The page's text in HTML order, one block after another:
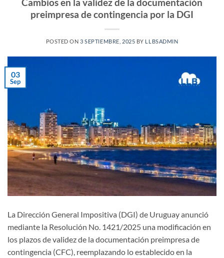
Cambios en la validez de la documentación
preimpresa de contingencia por la DGI
POSTED ON3 SEPTIEMBRE, 2025 BY LLBSADMIN
03
Sep
La Dirección General Impositiva (DGI) de Uruguay anunció
mediante la Resolución No. 1421/2025 una modificación en
los plazos de validez de la documentación preimpresa de
contingencia (CFC), reemplazando lo establecido en la